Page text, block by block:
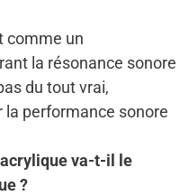
comme un
la résonance sonore
du tout vrai,
la performance sonore
va-t-il le
?